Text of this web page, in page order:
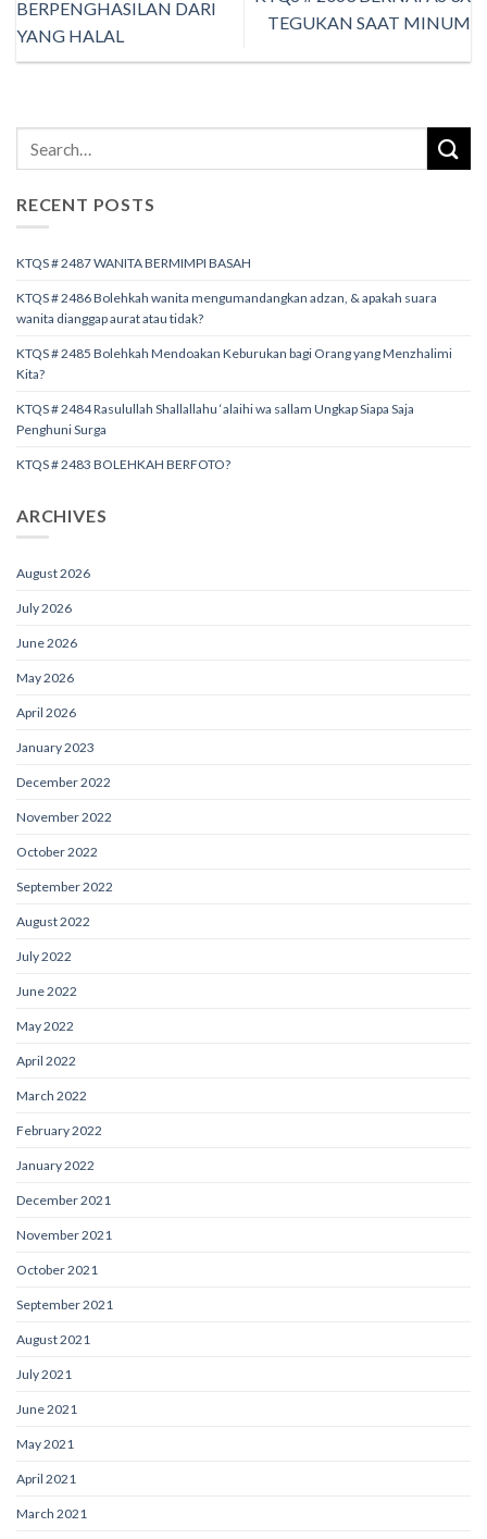
BERPENGHASILAN DARI
YANG HALAL
TEGUKAN SAAT MINUM
RECENT POSTS
KTQS # 2487 WANITA BERMIMPI BASAH
KTQS # 2486 Bolehkah wanita mengumandangkan adzan, & apakah suara
wanita dianggap aurat atau tidak?
KTQS # 2485 Bolehkah Mendoakan Keburukan bagi Orang yang Menzhalimi
Kita?
KTQS # 2484 Rasulullah Shallallahu ‘alaihi wa sallam Ungkap Siapa Saja
Penghuni Surga
KTQS # 2483 BOLEHKAH BERFOTO?
ARCHIVES
August 2026
July 2026
June 2026
May 2026
April 2026
January 2023
December 2022
November 2022
October 2022
September 2022
August 2022
July 2022
June 2022
May 2022
April 2022
March 2022
February 2022
January 2022
December 2021
November 2021
October 2021
September 2021
August 2021
July 2021
June 2021
May 2021
April 2021
March 2021